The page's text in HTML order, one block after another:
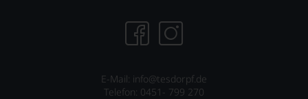
E-Mail: info@tesdorpf.de
Telefon: 0451- 799 270